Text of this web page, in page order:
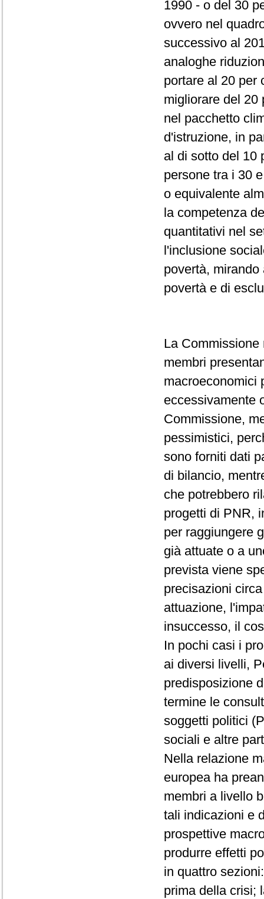
1990 - o del 30
ovvero nel
successivo al
analoghe
portare al 20 per
migliorare del 20
nel pacchetto
d'istruzione, in
al di sotto del 10
persone tra i 30
o equivalente
la competenza
quantitativi nel
l'inclusione
povertà,
povertà e di
La
membri
macroeconomici
eccessivamente
Commissione,
pessimistici,
sono forniti dati
di bilancio,
che potrebbero
progetti di PNR,
per raggiungere
già attuate o a
prevista viene
precisazioni
attuazione,
insuccesso, il
In pochi casi i
ai diversi livelli,
predisposizione
termine le
soggetti politici
sociali e altre
Nella relazione
europea ha
membri a livello
tali indicazioni e
prospettive
produrre effetti
in quattro
prima della crisi;